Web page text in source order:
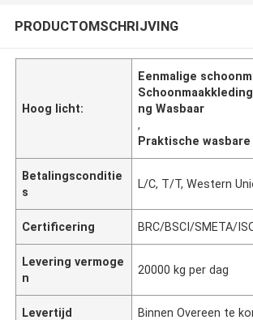
PRODUCTOMSCHRIJVING
Hoog licht:
Eenmalige
ng Wasbaar
,
Praktische
Betalingsconditie
s
L/C, T/T, Western
Certificering BRC/BSCI/SMETA/
Levering vermoge
n
20000 kg per dag
Levertijd Binnen Overeen te